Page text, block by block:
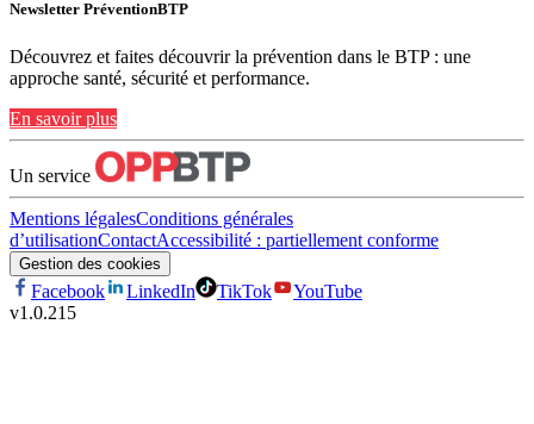
Newsletter PréventionBTP
Découvrez et faites découvrir la prévention dans le BTP : une
approche santé, sécurité et performance.
En savoir plus
Un service
Mentions légalesConditions générales
d’utilisationContactAccessibilité : partiellement conforme
Gestion des cookies
Facebook LinkedIn TikTok
YouTube
v1.0.215